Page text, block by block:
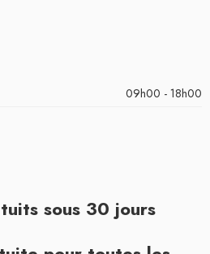
09h00 - 18h00
sous 30 jours